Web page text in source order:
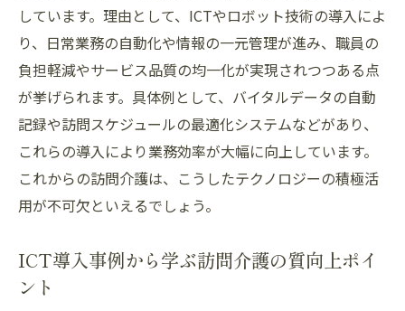
しています。理由として、ICTやロボット技術の導入によ
り、日常業務の自動化や情報の一元管理が進み、職員の
負担軽減やサービス品質の均一化が実現されつつある点
が挙げられます。具体例として、バイタルデータの自動
記録や訪問スケジュールの最適化システムなどがあり、
これらの導入により業務効率が大幅に向上しています。
これからの訪問介護は、こうしたテクノロジーの積極活
用が不可欠といえるでしょう。
ICT導入事例から学ぶ訪問介護の質向上ポイ
ント